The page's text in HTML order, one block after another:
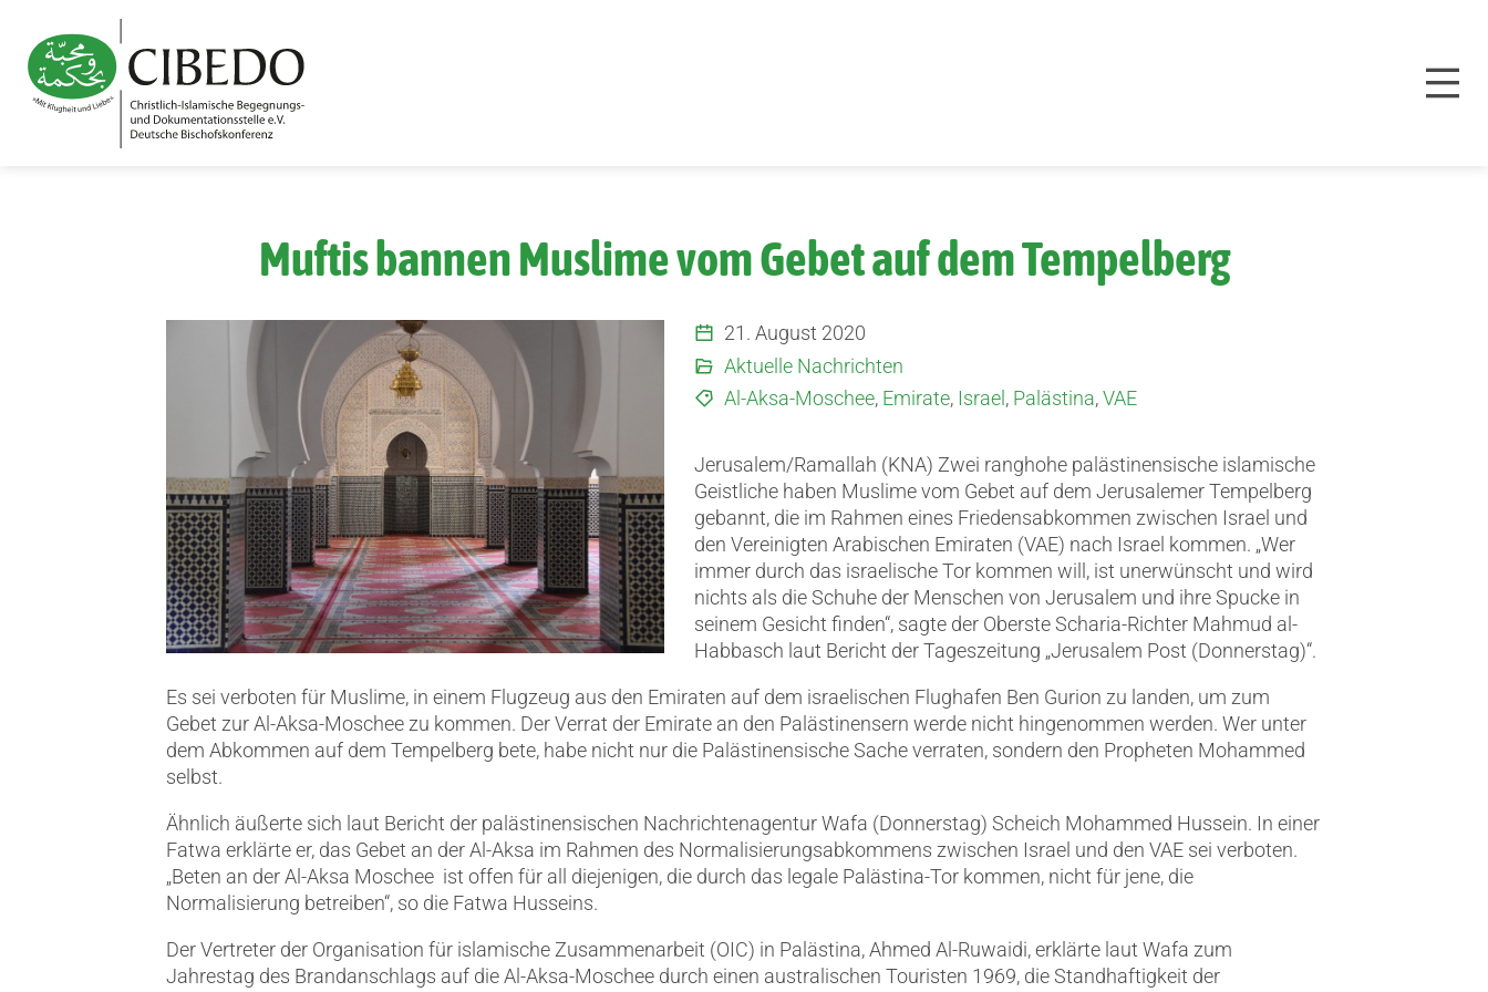
Muftis bannen Muslime vom Gebet auf dem Tempelberg
21. August 2020
Aktuelle Nachrichten
Al-Aksa-Moschee, Emirate, Israel , Palästina,VAE
Jerusalem/Ramallah (KNA) Zwei ranghohe palästinensische islamische
Geistliche haben Muslime vom Gebet auf dem Jerusalemer Tempelberg
gebannt, die im Rahmen eines Friedensabkommen zwischen Israel und
den Vereinigten Arabischen Emiraten (VAE) nach Israel kommen. „Wer
immer durch das israelische Tor kommen will, ist unerwünscht und wird
nichts als die Schuhe der Menschen von Jerusalem und ihre Spucke in
seinem Gesicht finden“, sagte der Oberste Scharia-Richter Mahmud al-
Habbasch laut Bericht der Tageszeitung „Jerusalem Post (Donnerstag)“.
Es sei verboten für Muslime, in einem Flugzeug aus den Emiraten auf dem israelischen Flughafen Ben Gurion zu landen, um zum
Gebet zur Al-Aksa-Moschee zu kommen. Der Verrat der Emirate an den Palästinensern werde nicht hingenommen werden. Wer unter
dem Abkommen auf dem Tempelberg bete, habe nicht nur die Palästinensische Sache verraten, sondern den Propheten Mohammed
selbst.
Ähnlich äußerte sich laut Bericht der palästinensischen Nachrichtenagentur Wafa (Donnerstag) Scheich Mohammed Hussein. In einer
Fatwa erklärte er, das Gebet an der Al-Aksa im Rahmen des Normalisierungsabkommens zwischen Israel und den VAE sei verboten.
„Beten an der Al-Aksa Moschee ist offen für all diejenigen, die durch das legale Palästina-Tor kommen, nicht für jene, die
Normalisierung betreiben“, so die Fatwa Husseins.
Der Vertreter der Organisation für islamische Zusammenarbeit (OIC) in Palästina, Ahmed Al-Ruwaidi, erklärte laut Wafa zum
Jahrestag des Brandanschlags auf die Al-Aksa-Moschee durch einen australischen Touristen 1969, die Standhaftigkeit der